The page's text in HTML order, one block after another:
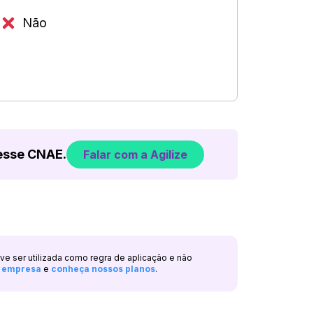
Não
CNAE. Falar com a Agilize
ser utilizada como regra de aplicação e não
e conheça nossos planos.